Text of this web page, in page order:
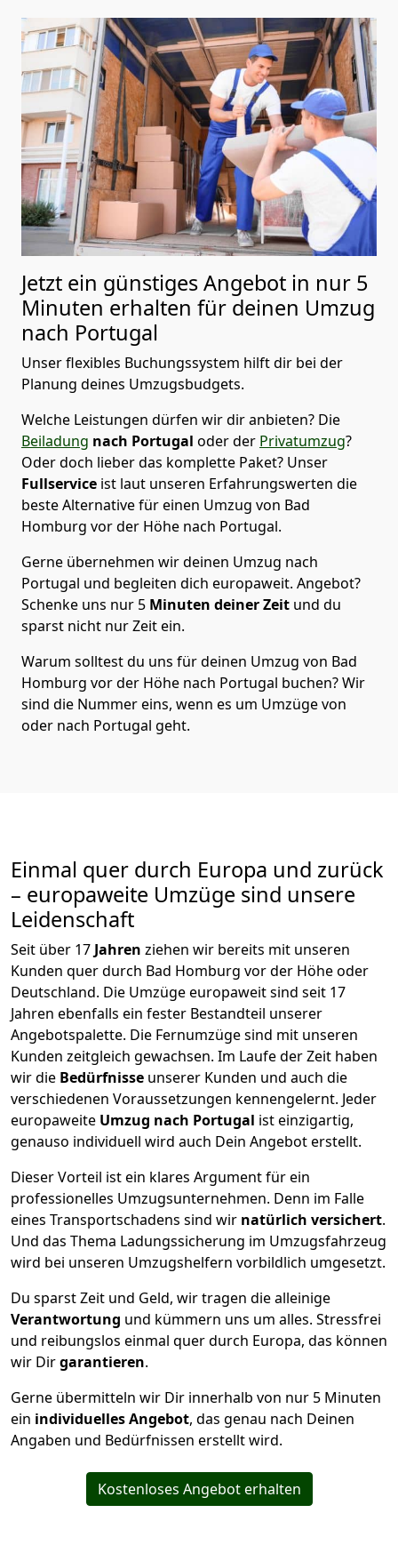
Jetzt ein günstiges Angebot in nur 5
Minuten erhalten für deinen Umzug
nach Portugal
Unser flexibles Buchungssystem hilft dir bei der
Planung deines Umzugsbudgets.
Welche Leistungen dürfen wir dir anbieten? Die
Beiladung nach Portugal oder der Privatumzug?
Oder doch lieber das komplette Paket? Unser
Fullservice ist laut unseren Erfahrungswerten die
beste Alternative für einen Umzug von Bad
Homburg vor der Höhe nach Portugal.
Gerne übernehmen wir deinen Umzug nach
Portugal und begleiten dich europaweit. Angebot?
Schenke uns nur 5 Minuten deiner Zeit und du
sparst nicht nur Zeit ein.
Warum solltest du uns für deinen Umzug von Bad
Homburg vor der Höhe nach Portugal buchen? Wir
sind die Nummer eins, wenn es um Umzüge von
oder nach Portugal geht.
Einmal quer durch Europa und zurück
– europaweite Umzüge sind unsere
Leidenschaft
Seit über 17 Jahren ziehen wir bereits mit unseren
Kunden quer durch Bad Homburg vor der Höheoder
Deutschland. Die Umzüge europaweit sind seit 17
Jahren ebenfalls ein fester Bestandteil unserer
Angebotspalette. Die Fernumzüge sind mit unseren
Kunden zeitgleich gewachsen. Im Laufe der Zeit haben
wir die Bedürfnisse unserer Kunden und auch die
verschiedenen Voraussetzungen kennengelernt. Jeder
europaweite Umzug nach Portugal ist einzigartig,
genauso individuell wird auch Dein Angebot erstellt.
Dieser Vorteil ist ein klares Argument für ein
professionelles Umzugsunternehmen. Denn im Falle
eines Transportschadens sind wir natürlich versichert.
Und das Thema Ladungssicherung im Umzugsfahrzeug
wird bei unseren Umzugshelfern vorbildlich umgesetzt.
Du sparst Zeit und Geld, wir tragen die alleinige
Verantwortung und kümmern uns um alles. Stressfrei
und reibungslos einmal quer durch Europa, das können
wir Dirgarantieren.
Gerne übermitteln wir Dir innerhalb von nur 5 Minuten
ein individuelles Angebot, das genau nach Deinen
Angaben und Bedürfnissen erstellt wird.
Kostenloses Angebot erhalten